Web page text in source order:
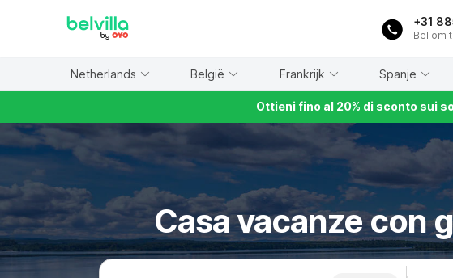
+31
Bel om
Netherlands België Frankrijk Spanje
Ottieni fino al 20% di sconto sui
Casa vacanze con